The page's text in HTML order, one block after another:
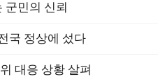
군민의 신뢰
국 정상에 섰다
대응 상황 살펴